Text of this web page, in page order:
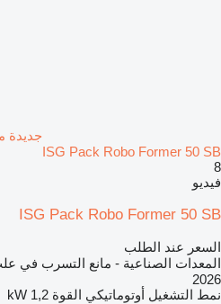
جديدة
ISG Pack Robo Former 50 SB
8
فيديو
ISG Pack Robo Former 50 SB
السعر عند الطلب
المعدات الصناعية - مانع التسرب في
2026
نمط التشغيل أوتوماتيكي القوة 1,2 kW